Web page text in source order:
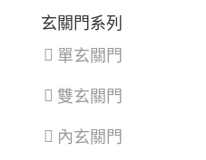
玄關門系列
單玄關門
雙玄關門
內玄關門